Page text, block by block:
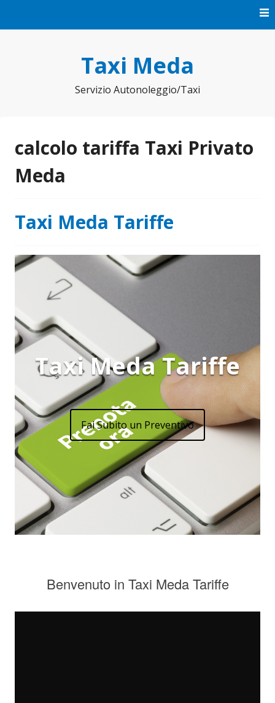
Taxi Meda
Servizio Autonoleggio/Taxi
calcolo tariffa Taxi Privato
Meda
Taxi Meda Tariffe
Taxi Meda Tariffe
Fai Subito un Preventivo
Benvenuto in Taxi Meda Tariffe